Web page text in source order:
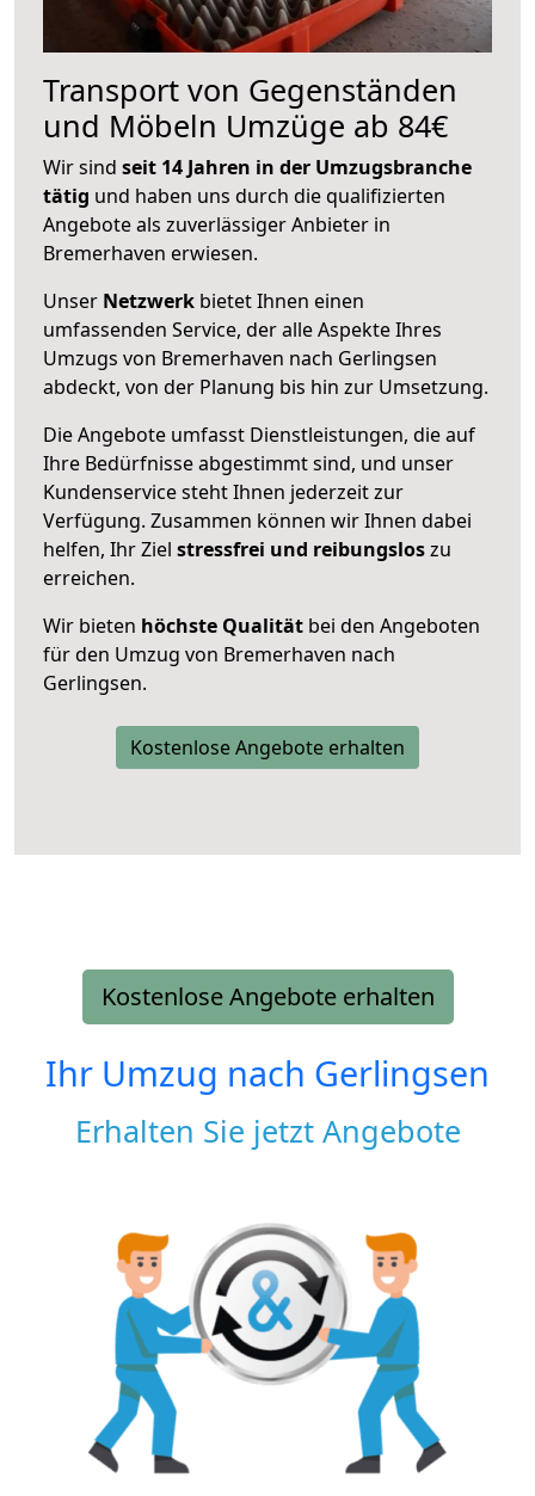
Transport von Gegenständen
und Möbeln Umzüge ab 84€
Wir sind seit 14 Jahren in der Umzugsbranche
tätig und haben uns durch die qualifizierten
Angebote als zuverlässiger Anbieter in
Bremerhaven erwiesen.
Unser Netzwerk bietet Ihnen einen
umfassenden Service, der alle Aspekte Ihres
Umzugs von Bremerhaven nach Gerlingsen
abdeckt, von der Planung bis hin zur Umsetzung.
Die Angebote umfasst Dienstleistungen, die auf
Ihre Bedürfnisse abgestimmt sind, und unser
Kundenservice steht Ihnen jederzeit zur
Verfügung. Zusammen können wir Ihnen dabei
helfen, Ihr Ziel stressfrei und reibungsloszu
erreichen.
Wir bieten höchste Qualität bei den Angeboten
für den Umzug von Bremerhaven nach
Gerlingsen.
Kostenlose Angebote erhalten
Kostenlose Angebote erhalten
Ihr Umzug nach Gerlingsen
Erhalten Sie jetzt Angebote